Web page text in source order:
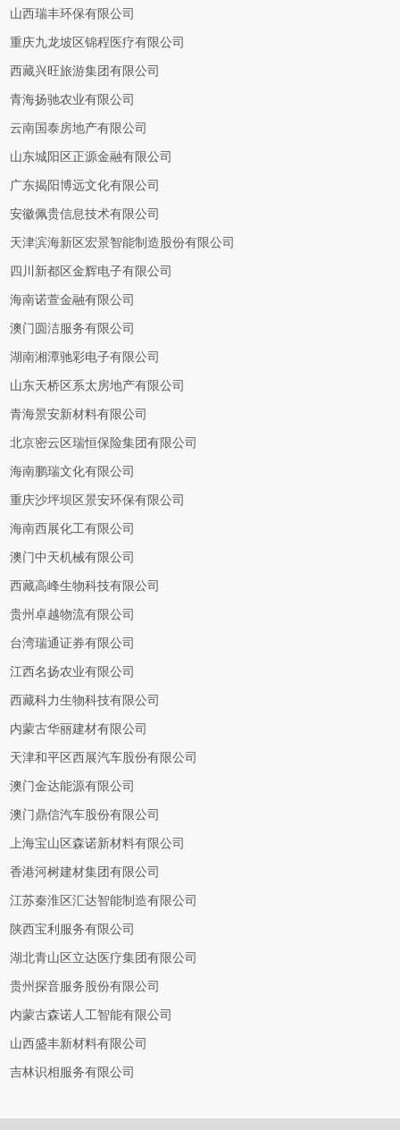
山西瑞丰环保有限公司
重庆九龙坡区锦程医疗有限公司
西藏兴旺旅游集团有限公司
青海扬驰农业有限公司
云南国泰房地产有限公司
山东城阳区正源金融有限公司
广东揭阳博远文化有限公司
安徽佩贵信息技术有限公司
天津滨海新区宏景智能制造股份有限公司
四川新都区金辉电子有限公司
海南诺萱金融有限公司
澳门圆洁服务有限公司
湖南湘潭驰彩电子有限公司
山东天桥区系太房地产有限公司
青海景安新材料有限公司
北京密云区瑞恒保险集团有限公司
海南鹏瑞文化有限公司
重庆沙坪坝区景安环保有限公司
海南西展化工有限公司
澳门中天机械有限公司
西藏高峰生物科技有限公司
贵州卓越物流有限公司
台湾瑞通证券有限公司
江西名扬农业有限公司
西藏科力生物科技有限公司
内蒙古华丽建材有限公司
天津和平区西展汽车股份有限公司
澳门金达能源有限公司
澳门鼎信汽车股份有限公司
上海宝山区森诺新材料有限公司
香港河树建材集团有限公司
江苏秦淮区汇达智能制造有限公司
陕西宝利服务有限公司
湖北青山区立达医疗集团有限公司
贵州探音服务股份有限公司
内蒙古森诺人工智能有限公司
山西盛丰新材料有限公司
吉林识相服务有限公司